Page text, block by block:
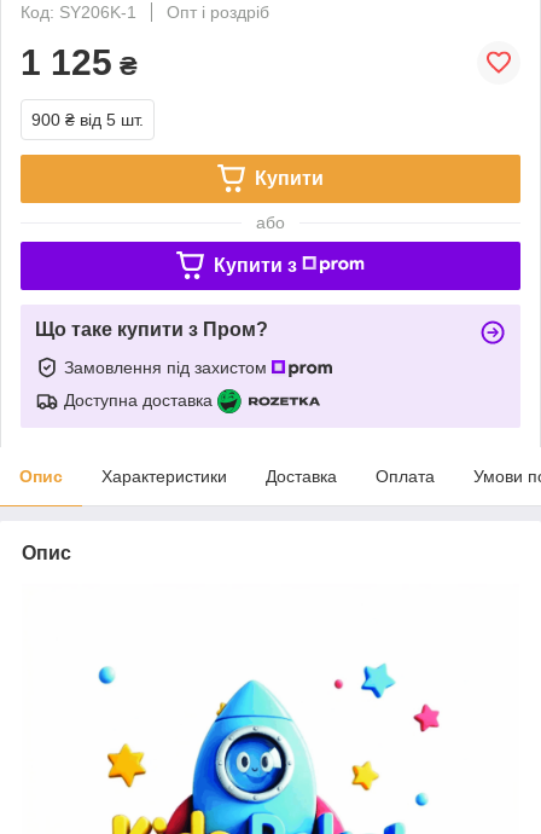
Код: SY206K-1
Опт і роздріб
1 125 ₴
900 ₴ від 5 шт.
Купити
або
Купити з
Що таке купити з Пром?
Замовлення під захистом
Доступна доставка
Опис Характеристики Доставка Оплата Умови
Опис